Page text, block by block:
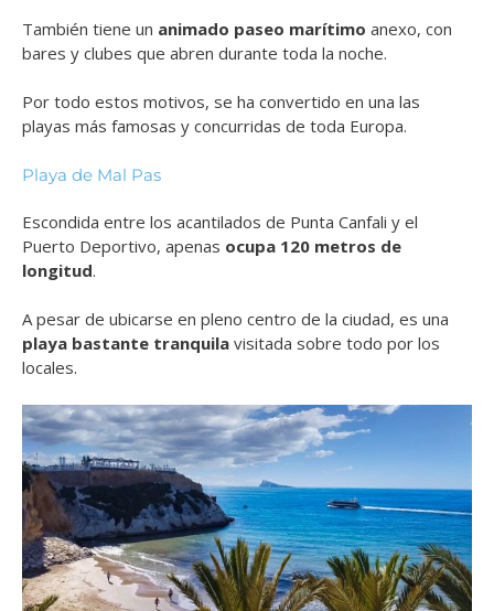
También tiene un animado paseo marítimo anexo, con
bares y clubes que abren durante toda la noche.
Por todo estos motivos, se ha convertido en una las
playas más famosas y concurridas de toda Europa.
Playa de Mal Pas
Escondida entre los acantilados de Punta Canfali y el
Puerto Deportivo, apenas ocupa 120 metros de
longitud.
A pesar de ubicarse en pleno centro de la ciudad, es una
playa bastante tranquila visitada sobre todo por los
locales.